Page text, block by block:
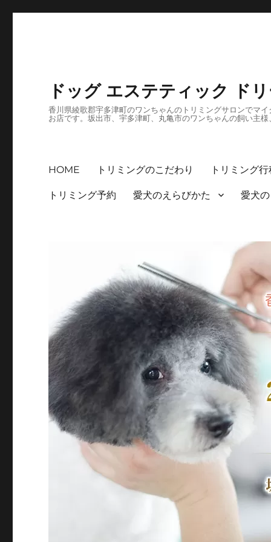
ドッグ エステティック ド
香川県綾歌郡宇多津町のワンちゃんのトリミングサロンでマ
お店です。坂出市、宇多津町、丸亀市のワンちゃんの飼い主
HOME トリミングのこだわり トリミング
トリミング予約 愛犬のえらびかた 愛犬